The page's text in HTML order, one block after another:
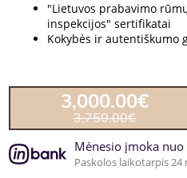
"Lietuvos prabavimo
inspekcijos" sertifikatai
Kokybės ir autentiškumo
3,000.00€
3,750.00€
Mėnesio įmoka
Paskolos laikotarpis 24